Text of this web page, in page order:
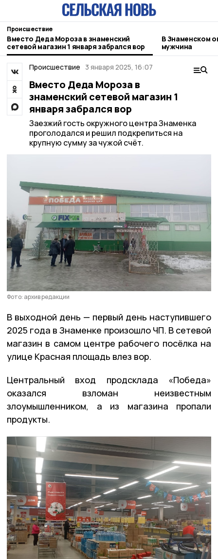
Происшествие
Вместо Деда Мороза в знаменский
сетевой магазин 1 января забрался вор
В Знаменском
мужчина
Происшествие 3 января 2025, 16:07
Вместо Деда Мороза в
знаменский сетевой магазин 1
января забрался вор
Заезжий гость окружного центра Знаменка
проголодался и решил подкрепиться на
крупную сумму за чужой счёт.
Фото: архив редакции
В выходной день — первый день наступившего
2025 года в Знаменке произошло ЧП. В сетевой
магазин в самом центре рабочего посёлка на
улице Красная площадь влез вор.
Центральный вход продсклада «Победа»
оказался взломан неизвестным
злоумышленником, а из магазина пропали
продукты.